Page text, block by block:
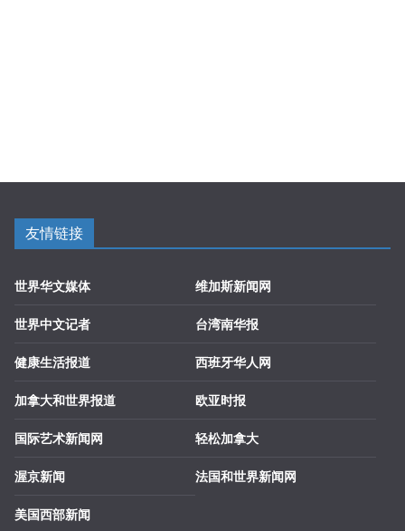
友情链接
世界华文媒体
世界中文记者
健康生活报道
加拿大和世界报道
国际艺术新闻网
渥京新闻
美国西部新闻
维加斯新闻网
台湾南华报
西班牙华人网
欧亚时报
轻松加拿大
法国和世界新闻网